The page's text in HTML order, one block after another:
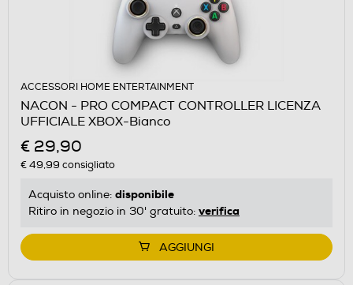
ACCESSORI HOME ENTERTAINMENT
NACON - PRO COMPACT CONTROLLER LICENZA
UFFICIALE XBOX-Bianco
€ 29,90
€ 49,99 consigliato
Acquisto online: disponibile
Ritiro in negozio in 30' gratuito: verifica
AGGIUNGI